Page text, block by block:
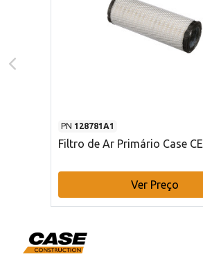
PN 128781A1
Filtro de Ar Primário Case CE
Ver Preço